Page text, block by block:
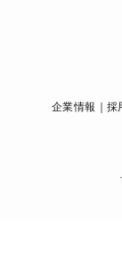
企業情報 採